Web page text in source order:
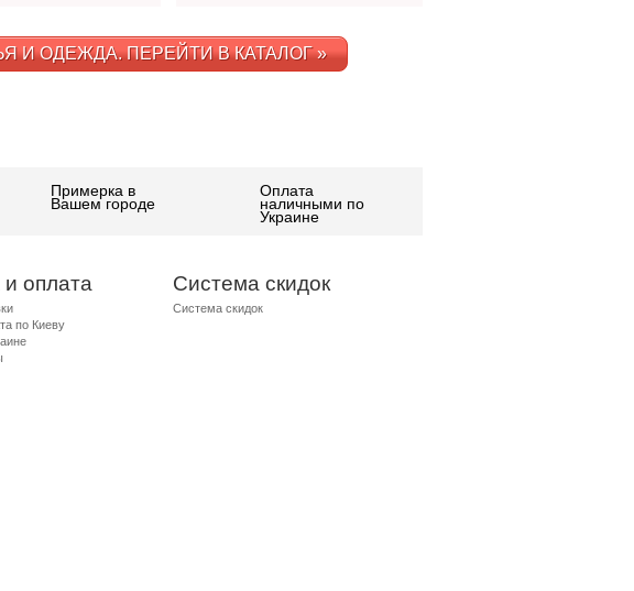
И ОДЕЖДА. ПЕРЕЙТИ В КАТАЛОГ »
Примерка в
Вашем городе
Оплата
наличными по
Украине
и оплата
по Киеву
Система скидок
Система скидок